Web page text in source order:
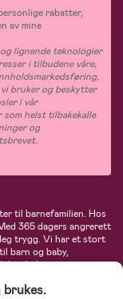
rabatter,
av mine
lignende teknologier
i tilbudene våre,
bruker og beskytter
i vår
som helst tilbakekalle
og
til barnefamilien. Hos
365 dagers angrerett
trygg. Vi har et stort
barn og baby,
babyustyr og mye
Ergobaby, Philips
brukes.